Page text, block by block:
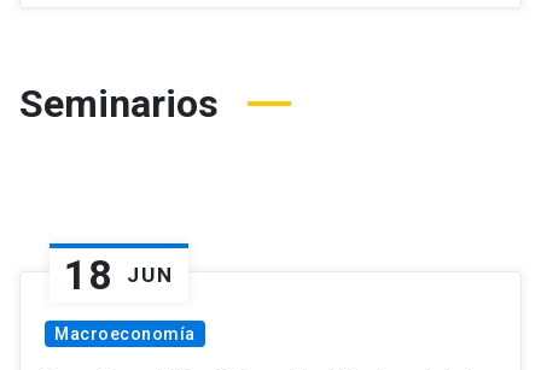
Seminarios
18 JUN
Macroeconomía